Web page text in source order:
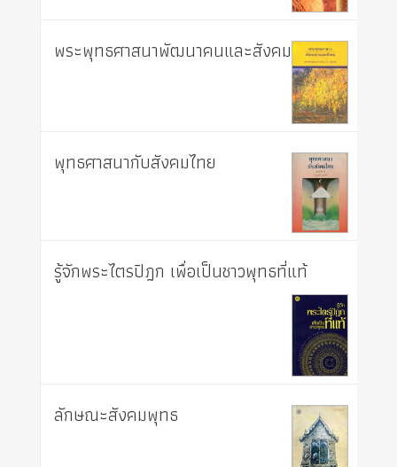
พระพุทธศาสนาพัฒนาคนและสังคม
พุทธศาสนากับสังคมไทย
รู้จักพระไตรปิฎก เพื่อเป็นชาวพุทธที่แท้
ลักษณะสังคมพุทธ